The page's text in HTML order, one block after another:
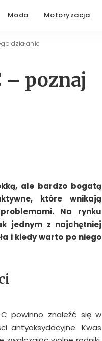
Moda Motoryzacja
działanie
– poznaj
ale bardzo bogatą
które wnikają
Na rynku
jednym z najchętniej
i kiedy warto po niego
powinno znaleźć się w
antyoksydacyjne. Kwas